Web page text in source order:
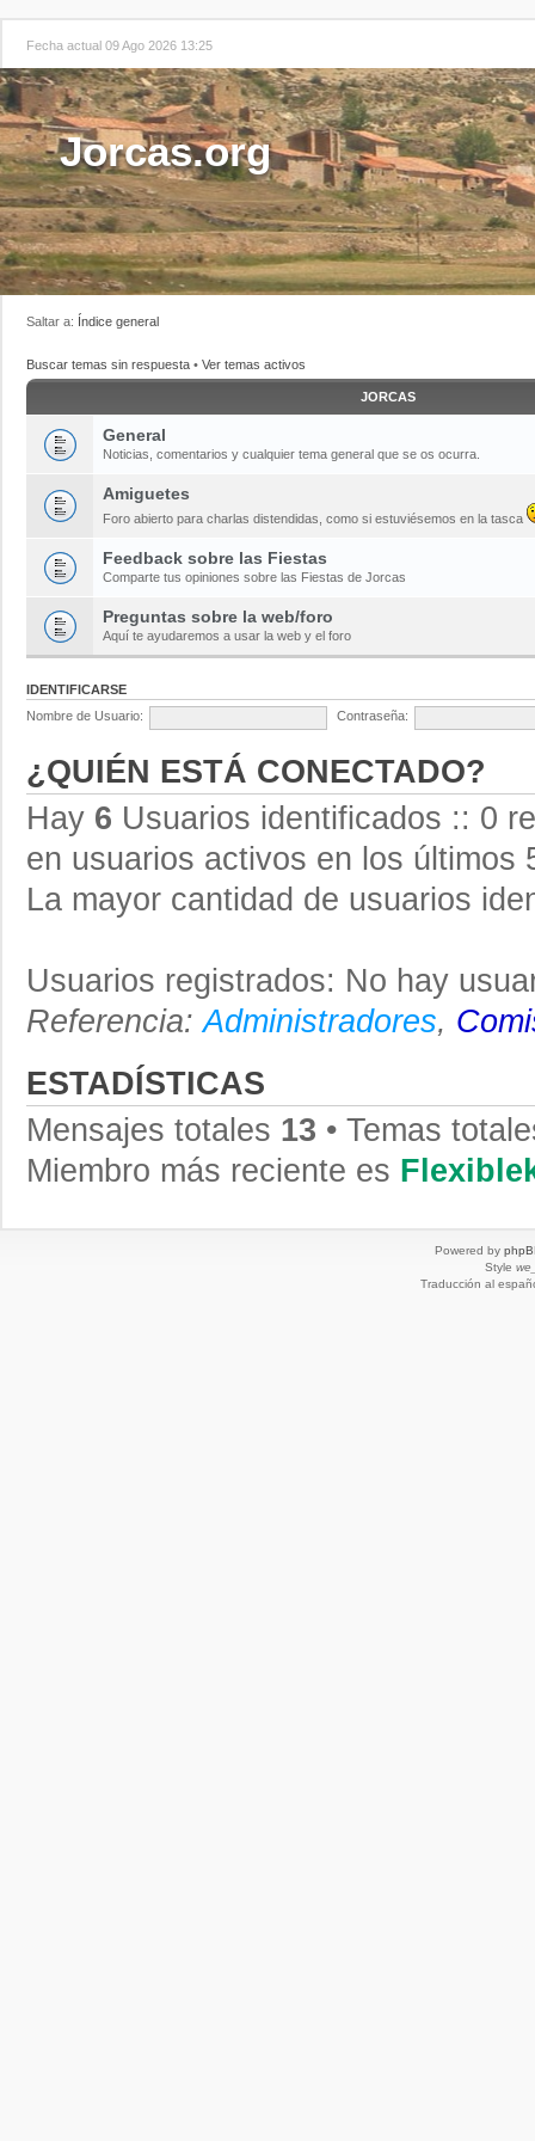
Fecha actual 09 Ago 2026 13:25
Jorcas.org
Saltar a: Índice general
Buscar temas sin respuesta • Ver temas activos
JORCAS
General
Noticias, comentarios y cualquier tema general que se os ocurra.
Amiguetes
Foro abierto para charlas distendidas, como si estuviésemos en la tasca
Feedback sobre las Fiestas
Comparte tus opiniones sobre las Fiestas de Jorcas
Preguntas sobre la web/foro
Aquí te ayudaremos a usar la web y el foro
IDENTIFICARSE
Nombre de Usuario:
Contraseña:
¿QUIÉN ESTÁ CONECTADO?
Hay 6 Usuarios identificados :: 0
en usuarios activos en los últimos
La mayor cantidad de usuarios
Usuarios registrados: No hay
Referencia:Administradores,
ESTADÍSTICAS
Mensajes totales 13 • Temas
Miembro más reciente es
Powered by
Style
Traducción al